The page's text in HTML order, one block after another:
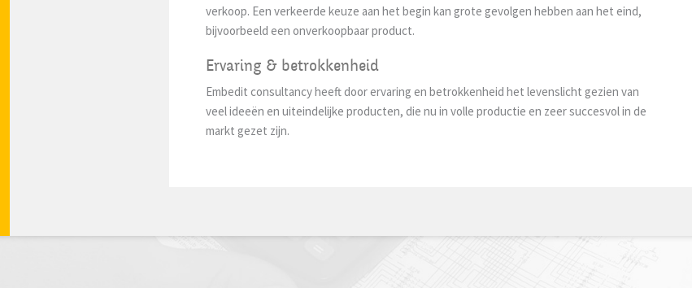
verkoop. Een verkeerde keuze aan het begin kan grote gevolgen hebben aan het eind,
bijvoorbeeld een onverkoopbaar product.
Ervaring & betrokkenheid
Embedit consultancy heeft door ervaring en betrokkenheid het levenslicht gezien van
veel ideeën en uiteindelijke producten, die nu in volle productie en zeer succesvol in de
markt gezet zijn.